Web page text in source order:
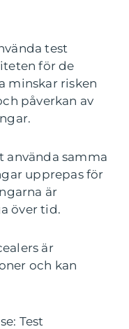
test
för de
minskar risken
påverkan av
använda samma
upprepas för
är
över tid.
är
och kan
Test